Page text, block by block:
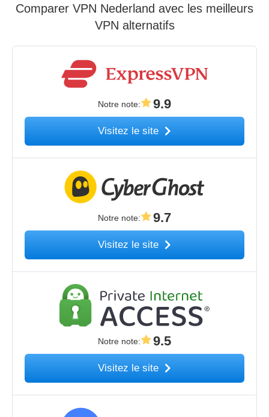
Comparer VPN Nederland avec les meilleurs
VPN alternatifs
Notre note: 9.9
Visitez le site
Notre note: 9.7
Visitez le site
Notre note: 9.5
Visitez le site